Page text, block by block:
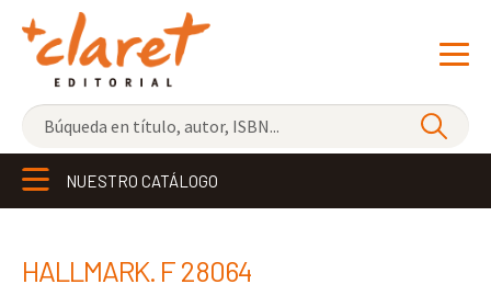
NOVEDADES
LOS MÁS VENDIDOS
NUESTRO CATÁLOGO
HALLMARK. F 28064